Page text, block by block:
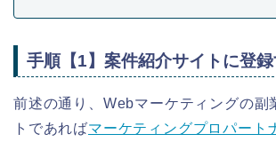
手順【1】案件紹介サイトに登
前述の通り、Webマーケティングの副
トであればマーケティングプロパート